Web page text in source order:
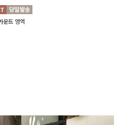
운트 영역